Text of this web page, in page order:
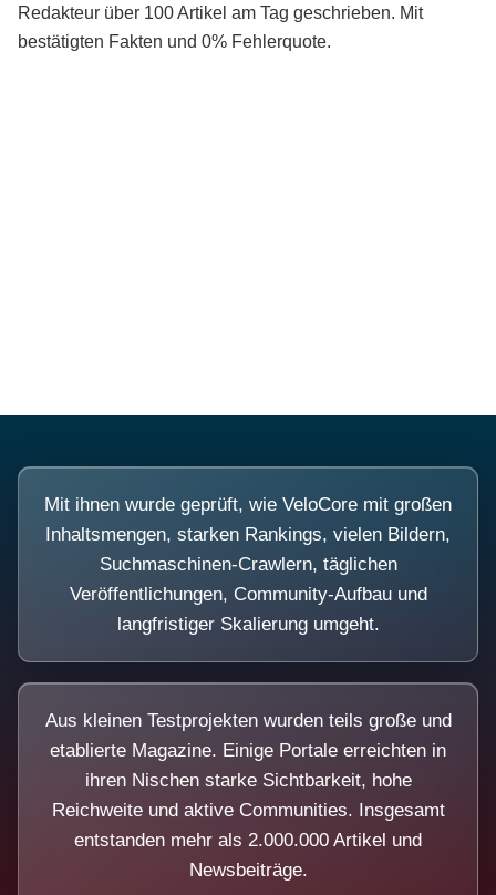
Redakteur über 100 Artikel am Tag geschrieben. Mit
bestätigten Fakten und 0% Fehlerquote.
Mit ihnen wurde geprüft, wie VeloCore mit großen
Inhaltsmengen, starken Rankings, vielen Bildern,
Suchmaschinen-Crawlern, täglichen
Veröffentlichungen, Community-Aufbau und
langfristiger Skalierung umgeht.
Aus kleinen Testprojekten wurden teils große und
etablierte Magazine. Einige Portale erreichten in
ihren Nischen starke Sichtbarkeit, hohe
Reichweite und aktive Communities. Insgesamt
entstanden mehr als 2.000.000 Artikel und
Newsbeiträge.